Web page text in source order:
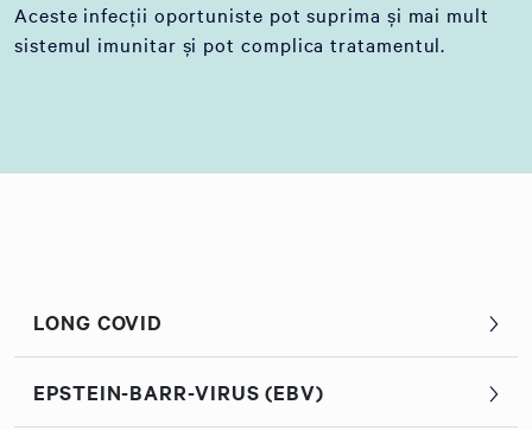
Aceste infecții oportuniste pot suprima și mai mult
sistemul imunitar și pot complica tratamentul.
LONG COVID
EPSTEIN-BARR-VIRUS (EBV)